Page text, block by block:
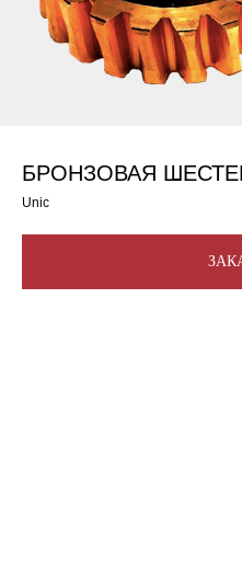
БРОНЗОВАЯ
Unic